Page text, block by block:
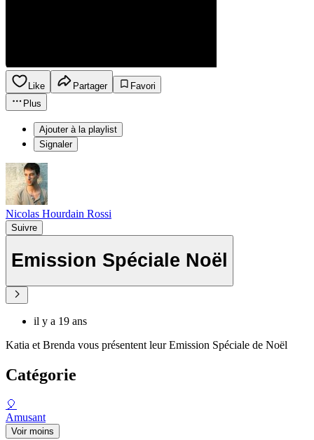
Like Partager
Favori
Plus
Ajouter à la playlist
Signaler
Nicolas Hourdain Rossi
Suivre
Emission Spéciale Noël
il y a 19 ans
Katia et Brenda vous présentent leur Emission Spéciale de Noël
Catégorie
🎈
Amusant
Voir moins